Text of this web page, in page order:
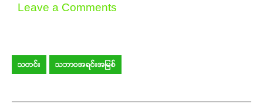
Support SHAN
create a future where every story is
heard, every voice counts, and
Leave a Comments
သတင်း သဘာဝအရင်းအမြစ်